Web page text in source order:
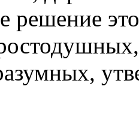
решение